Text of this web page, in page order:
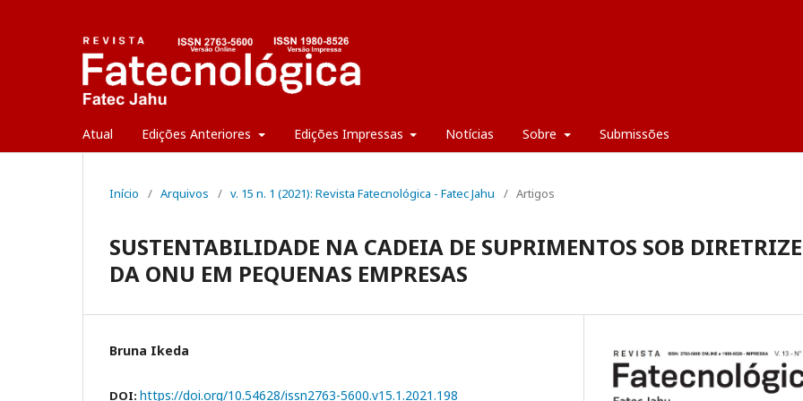
Atual Edições Anteriores Edições Impressas Notícias Sobre Submissões
Início / Arquivos / v. 15 n. 1 (2021): Revista Fatecnológica - Fatec Jahu / Artigos
SUSTENTABILIDADE NA CADEIA DE SUPRIMENTOS SOB
DA ONU EM PEQUENAS EMPRESAS
Bruna Ikeda
DOI: https://doi.org/10.54628/issn2763-5600.v15.1.2021.198